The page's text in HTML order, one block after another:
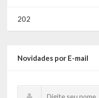
202
Novidades por E-mail